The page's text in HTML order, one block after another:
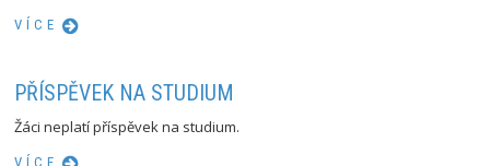
VÍCE
PŘÍSPĚVEK NA STUDIUM
Žáci neplatí příspěvek na studium.
VÍCE